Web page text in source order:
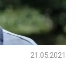
21.05.2021